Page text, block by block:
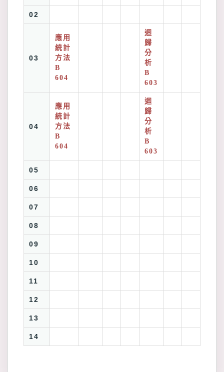
02
03
應用
統計
方法
B
604
迴
歸
分
析
B
603
04
應用
統計
方法
B
604
迴
歸
分
析
B
603
05
06
07
08
09
10
11
12
13
14